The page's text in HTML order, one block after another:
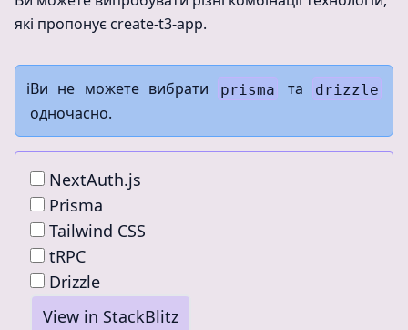
які пропонує create-t3-app.
ℹ️Ви не можете вибрати prisma та drizzle
одночасно.
NextAuth.js
Prisma
Tailwind CSS
tRPC
Drizzle
View in StackBlitz